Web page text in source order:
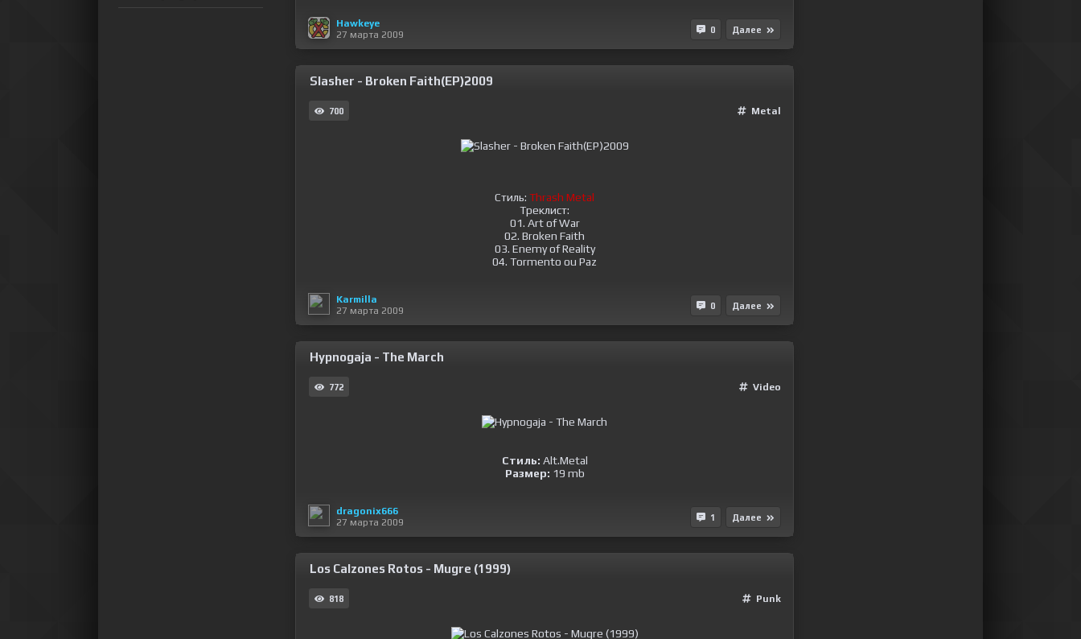
Hawkeye
27 марта 2009
0 Далее
Slasher - Broken Faith(EP)2009
700 Metal
Стиль: Thrash Metal
Треклист:
01. Art of War
02. Broken Faith
03. Enemy of Reality
04. Tormento ou Paz
Karmilla
27 марта 2009
0 Далее
Hypnogaja - The March
772 Video
Стиль: Alt.Metal
Размер: 19 mb
dragonix666
27 марта 2009
1 Далее
Los Calzones Rotos - Mugre (1999)
818 Punk